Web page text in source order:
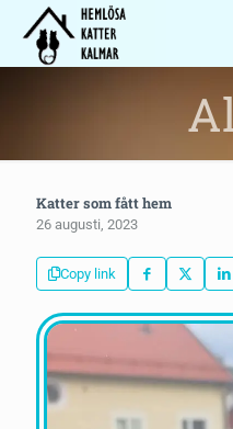
Katter som fått hem
26 augusti, 2023
Copy link